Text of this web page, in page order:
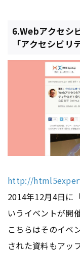
6.Webアクセシ
「アクセシビ
http://
2014年12月4日に
いうイベントが開
こちらはそのイベ
された資料もアッ